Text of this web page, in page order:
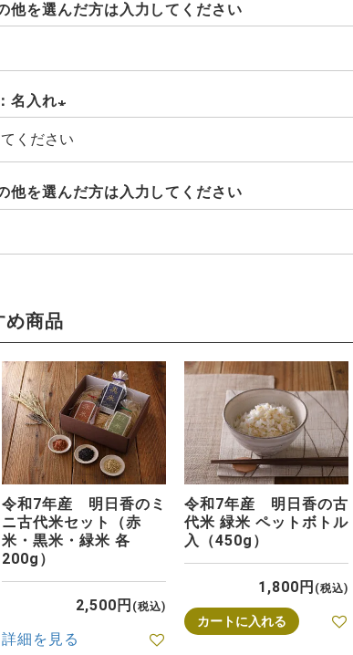
他を選んだ方は入力してください
名入れ
(必
須)
他を選んだ方は入力してください
め商品
令和7年産 明日香のミ
ニ古代米セット（赤
米・黒米・緑米 各
200g）
2,500 税込
詳細を見る
令和7年産 明日香の古
代米 緑米 ペットボトル
入（450g）
1,800 税込
カートに入れる